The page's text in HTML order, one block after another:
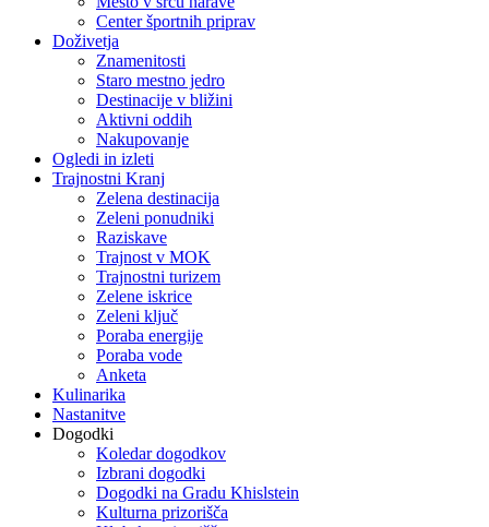
Center športnih priprav
Doživetja
Znamenitosti
Staro mestno jedro
Destinacije v bližini
Aktivni oddih
Nakupovanje
Ogledi in izleti
Trajnostni Kranj
Zelena destinacija
Zeleni ponudniki
Raziskave
Trajnost v MOK
Trajnostni turizem
Zelene iskrice
Zeleni ključ
Poraba energije
Poraba vode
Anketa
Kulinarika
Nastanitve
Dogodki
Koledar dogodkov
Izbrani dogodki
Dogodki na Gradu Khislstein
Kulturna prizorišča